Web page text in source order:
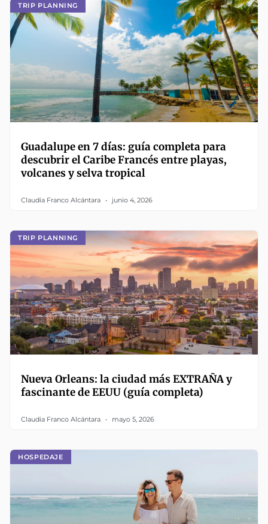
TRIP PLANNING
Guadalupe en 7 días: guía completa para
descubrir el Caribe Francés entre playas,
volcanes y selva tropical
Claudia Franco Alcántara junio 4, 2026
TRIP PLANNING
Nueva Orleans: la ciudad más EXTRAÑA y
fascinante de EEUU (guía completa)
Claudia Franco Alcántara mayo 5, 2026
HOSPEDAJE